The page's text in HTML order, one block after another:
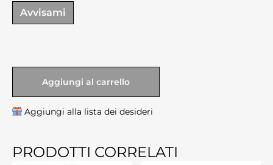
Avvisami
Aggiungi al carrello
Aggiungi alla lista dei desideri
PRODOTTI CORRELATI